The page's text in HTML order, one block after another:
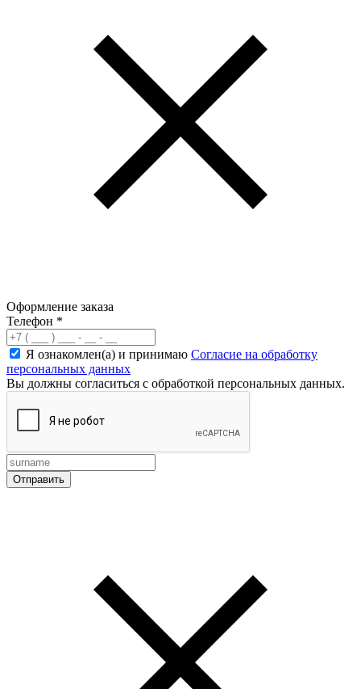
Оформление заказа
Телефон *
Я ознакомлен(а) и принимаю Согласие на обработку
персональных данных
Вы должны согласиться с обработкой персональных данных.